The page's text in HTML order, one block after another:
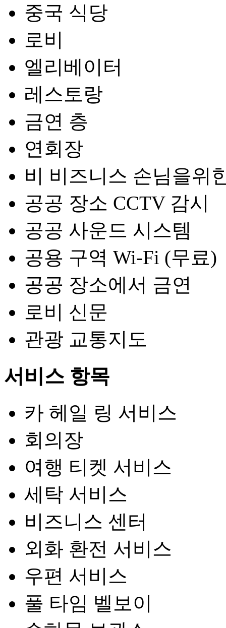
중국 식당
로비
엘리베이터
레스토랑
금연 층
연회장
비 비즈니스 손님을위
공공 장소 CCTV 감시
공공 사운드 시스템
공용 구역 Wi-Fi (무료)
공공 장소에서 금연
로비 신문
관광 교통지도
서비스 항목
카 헤일 링 서비스
회의장
여행 티켓 서비스
세탁 서비스
비즈니스 센터
외화 환전 서비스
우편 서비스
풀 타임 벨보이